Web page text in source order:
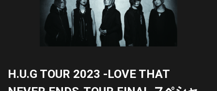
H.U.G TOUR 2023 -LOVE THAT